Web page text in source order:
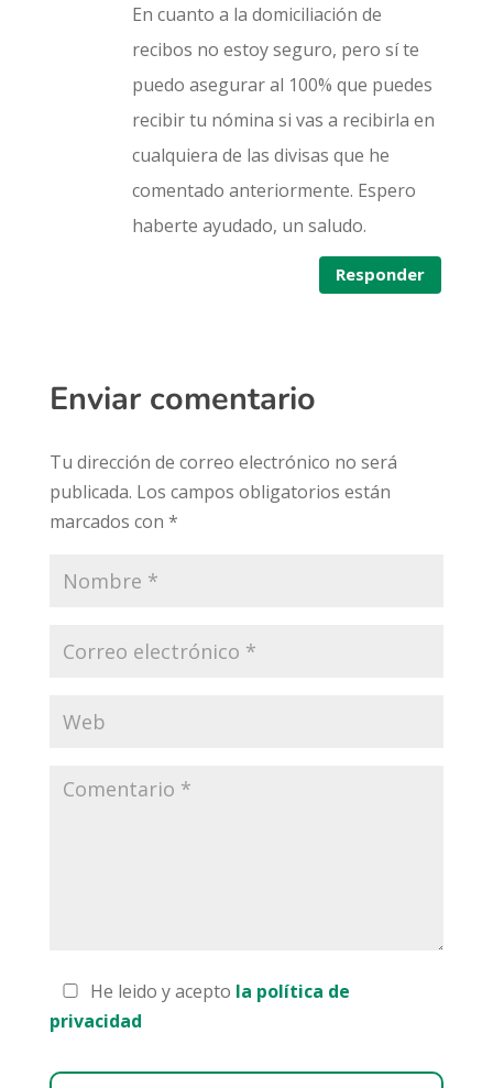
En cuanto a la domiciliación de
recibos no estoy seguro, pero sí te
puedo asegurar al 100% que puedes
recibir tu nómina si vas a recibirla en
cualquiera de las divisas que he
comentado anteriormente. Espero
haberte ayudado, un saludo.
Responder
Enviar comentario
Tu dirección de correo electrónico no será
publicada. Los campos obligatorios están
marcados con *
He leido y acepto la política de
privacidad